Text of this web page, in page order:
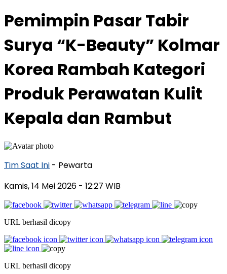
Pemimpin Pasar Tabir
Surya “K-Beauty” Kolmar
Korea Rambah Kategori
Produk Perawatan Kulit
Kepala dan Rambut
Tim Saat Ini - Pewarta
Kamis, 14 Mei 2026 - 12:27 WIB
URL berhasil dicopy
URL berhasil dicopy